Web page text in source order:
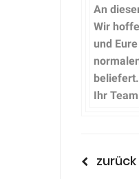
An
Wir
und
Ihr
vorheriger
zurück